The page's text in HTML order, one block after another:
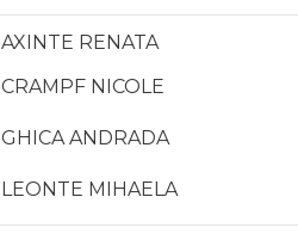
AXINTE RENATA
CRAMPF NICOLE
GHICA ANDRADA
LEONTE MIHAELA